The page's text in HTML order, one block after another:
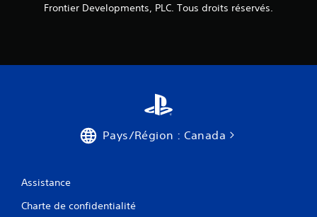
Frontier Developments, PLC. Tous droits réservés.
Pays/Région : Canada
Assistance
Charte de confidentialité